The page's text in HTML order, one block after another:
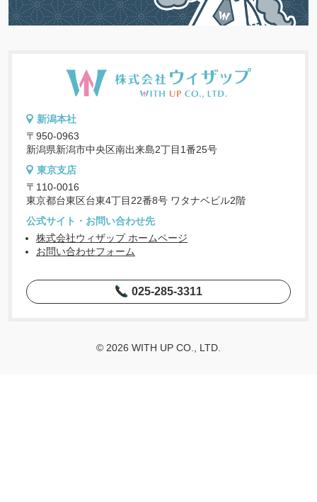
新潟本社
〒950-0963
新潟県新潟市中央区南出来島2丁目1番25号
東京支店
〒110-0016
東京都台東区台東4丁目22番8号 ワタナベビル2階
公式サイト・お問い合わせ先
株式会社ウィザップ ホームページ
お問い合わせフォーム
025-285-3311
© 2026 WITH UP CO., LTD.